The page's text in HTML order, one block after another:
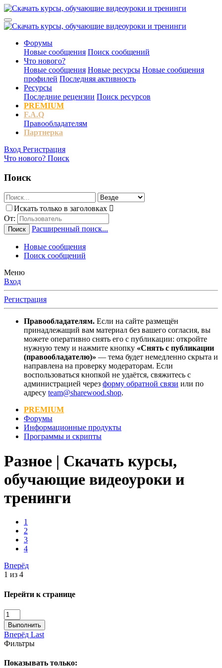
Форумы
Новые сообщения Поиск сообщений
Что нового?
Новые сообщения Новые ресурсы Новые сообщения
профилей Последняя активность
Ресурсы
Последние рецензии Поиск ресурсов
PREMIUM
F.A.Q
Правообладателям
Партнерка
Вход Регистрация
Что нового? Поиск
Поиск
Искать только в заголовках
От:
Поиск Расширенный поиск...
Новые сообщения
Поиск сообщений
Меню
Вход
Регистрация
Правообладателям. Если на сайте размещён
принадлежащий вам материал без вашего согласия, вы
можете оперативно снять его с публикации: откройте
нужную тему и нажмите кнопку «Снять с публикации
(правообладателю)» — тема будет немедленно скрыта и
направлена на проверку модераторам. Если
воспользоваться кнопкой не удаётся, свяжитесь с
администрацией через форму обратной связи или по
адресу team@sharewood.shop.
PREMIUM
Форумы
Информационные продукты
Программы и скрипты
Разное | Скачать курсы,
обучающие видеоуроки и
тренинги
1
2
3
4
Вперёд
1 из 4
Перейти к странице
Выполнить
Вперёд Last
Фильтры
Показывать только: